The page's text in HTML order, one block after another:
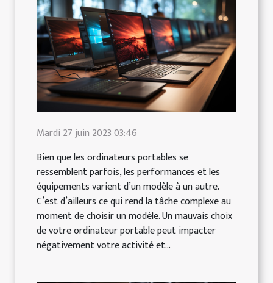
Mardi 27 juin 2023 03:46
Bien que les ordinateurs portables se
ressemblent parfois, les performances et les
équipements varient d’un modèle à un autre.
C’est d’ailleurs ce qui rend la tâche complexe au
moment de choisir un modèle. Un mauvais choix
de votre ordinateur portable peut impacter
négativement votre activité et...